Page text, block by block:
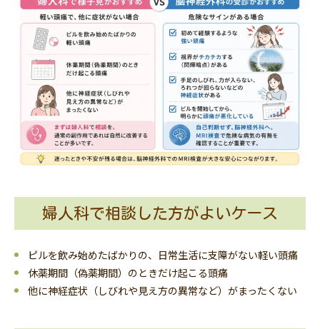
婦人科で相談した方がよいケース
ピルを飲み始めたばかりの、日常生活に支障がない軽い頭痛
休薬期間（偽薬期間）のときだけ起こる頭痛
他に神経症状（しびれや見え方の異常など）がまったくない